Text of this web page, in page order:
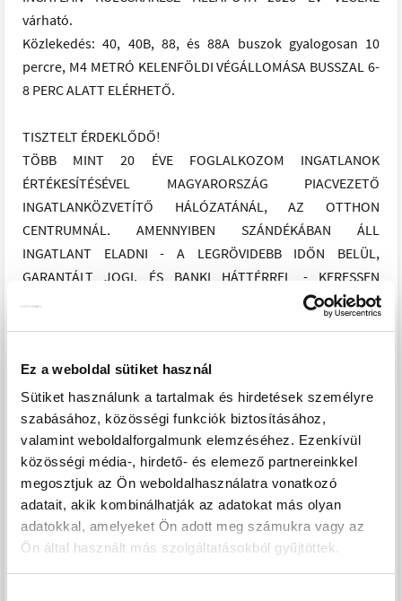
Ez a weboldal sütiket használ
Sütiket használunk a tartalmak és hirdetések személyre
szabásához, közösségi funkciók biztosításához,
valamint weboldalforgalmunk elemzéséhez. Ezenkívül
közösségi média-, hirdető- és elemező partnereinkkel
megosztjuk az Ön weboldalhasználatra vonatkozó
adatait, akik kombinálhatják az adatokat más olyan
adatokkal, amelyeket Ön adott meg számukra vagy az
Ön által használt más szolgáltatásokból gyűjtöttek.
várható.
Közlekedés: 40, 40B, 88, és 88A buszok gyalogosan 10
percre, M4 METRÓ KELENFÖLDI VÉGÁLLOMÁSA BUSSZAL 6-
8 PERC ALATT ELÉRHETŐ.
TISZTELT ÉRDEKLŐDŐ!
TÖBB MINT 20 ÉVE FOGLALKOZOM INGATLANOK
ÉRTÉKESÍTÉSÉVEL MAGYARORSZÁG PIACVEZETŐ
INGATLANKÖZVETÍTŐ HÁLÓZATÁNÁL, AZ OTTHON
CENTRUMNÁL. AMENNYIBEN SZÁNDÉKÁBAN ÁLL
INGATLANT ELADNI - A LEGRÖVIDEBB IDŐN BELÜL,
GARANTÁLT JOGI, ÉS BANKI HÁTTÉRREL - KERESSEN
BIZALOMMAL, HOGY EGY HELYSZÍNI FELMÉRÉST KÖVETŐ
INGYENES ÉRTÉKMEGÁLLAPÍTÁS UTÁN, EGYÜTT TUDJUNK
XI. SPANYOLRÉT, ÚJÉPÍTÉSŰ SORHÁZ SAJÁT KERTTEL, 2
AUTÓBEÁLLÓVAL
XI. Kerület SPANYOLRÉT KÖRZETÉBEN, CSENDES
MELLÉKUTCÁBAN, teljesen SÍK, nagyjából téglalap alakú,
2000 m2 telken épülő, 2x3 épületből álló, SORHÁZI
TÁRSASHÁZBAN kínálunk eladásra, 6 db SAJÁT KERTRE